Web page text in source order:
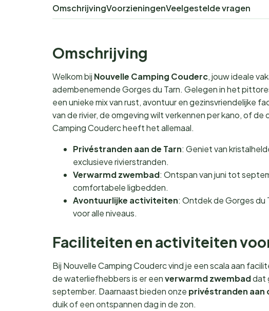
OmschrijvingVoorzieningenVeelgestelde vragen
Omschrijving
Welkom bij Nouvelle Camping Couderc, jouw ideale
adembenemende Gorges du Tarn. Gelegen in het
een unieke mix van rust, avontuur en gezinsvriendelijke
van de rivier, de omgeving wilt verkennen per kano, of
Camping Couderc heeft het allemaal.
Privéstranden aan de Tarn: Geniet van
exclusieve rivierstranden.
Verwarmd zwembad: Ontspan van juni tot
comfortabele ligbedden.
Avontuurlijke activiteiten: Ontdek de Gorges du
voor alle niveaus.
Faciliteiten en activiteiten
Bij Nouvelle Camping Couderc vind je een scala aan
de waterliefhebbers is er eenverwarmd zwembaddat
september. Daarnaast bieden onze privéstranden aan
duik of een ontspannen dag in de zon.